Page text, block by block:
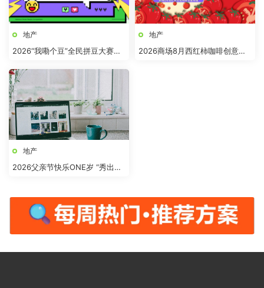
地产
2026“我嘞个豆”全民拼豆大赛主
地产
2026商场8月西红柿咖啡创意市
地产
2026父亲节快乐ONE岁 “秀出爸